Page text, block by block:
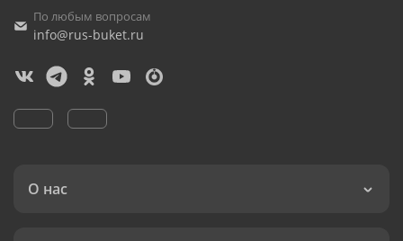
По любым вопросам
info@rus-buket.ru
О нас